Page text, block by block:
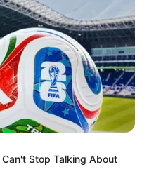
Stop Talking About